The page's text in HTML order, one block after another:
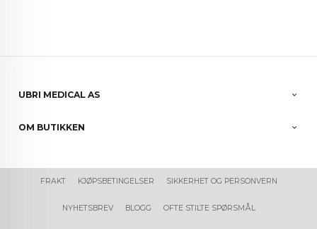
UBRI MEDICAL AS
OM BUTIKKEN
FRAKT KJØPSBETINGELSER SIKKERHET OG PERSONVERN
NYHETSBREV BLOGG OFTE STILTE SPØRSMÅL